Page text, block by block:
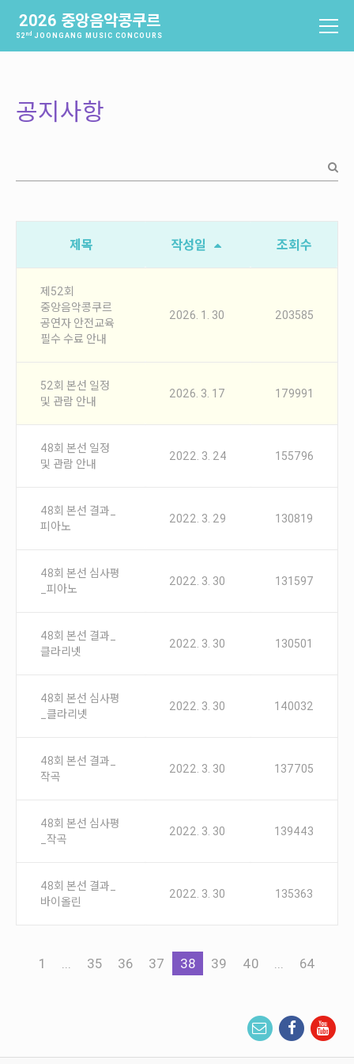
2026 중앙음악콩쿠르
52 nd JOONGANG MUSIC CONCOURS
소개
역사
참가신청 및 확인
참가신청
참가신청확인
본선진출자 및 결과
공지사항
사무국위치
공지사항
제목 작성일 조회수
제52회
중앙음악콩쿠르
공연자 안전교육
필수 수료 안내
2026. 1. 30 203585
52회 본선 일정
및 관람 안내
2026. 3. 17 179991
48회 본선 일정
및 관람 안내
2022. 3. 24 155796
48회 본선 결과_
피아노
2022. 3. 29 130819
48회 본선 심사평
_피아노
2022. 3. 30 131597
48회 본선 결과_
클라리넷
2022. 3. 30 130501
48회 본선 심사평
_클라리넷
2022. 3. 30 140032
48회 본선 결과_
작곡
2022. 3. 30 137705
48회 본선 심사평
_작곡
2022. 3. 30 139443
48회 본선 결과_
바이올린
2022. 3. 30 135363
1 ... 35 36 37 38 39 40 ... 64